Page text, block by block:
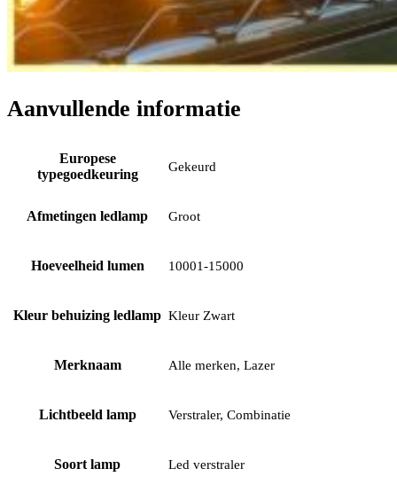
Aanvullende informatie
Europese
typegoedkeuring
Gekeurd
Afmetingen ledlamp Groot
Hoeveelheid lumen 10001-15000
Kleur behuizing ledlamp Kleur Zwart
Merknaam Alle merken, Lazer
Lichtbeeld lamp Verstraler, Combinatie
Soort lamp Led verstraler